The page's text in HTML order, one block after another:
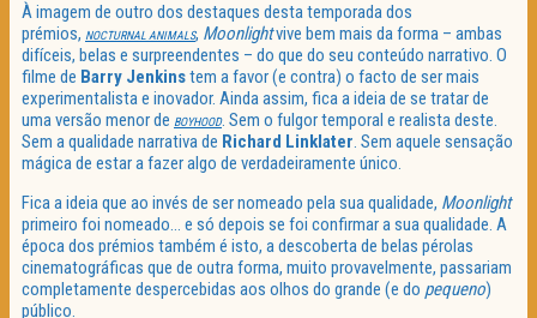
À imagem de outro dos destaques desta temporada dos
prémios, NOCTURNAL ANIMALS, Moonlightvive bem mais da forma – ambas
difíceis, belas e surpreendentes – do que do seu conteúdo narrativo. O
filme de Barry Jenkinstem a favor (e contra) o facto de ser mais
experimentalista e inovador. Ainda assim, fica a ideia de se tratar de
uma versão menor de BOYHOOD. Sem o fulgor temporal e realista deste.
Sem a qualidade narrativa de Richard Linklater. Sem aquele sensação
mágica de estar a fazer algo de verdadeiramente único.
Fica a ideia que ao invés de ser nomeado pela sua qualidade, Moonlight
primeiro foi nomeado… e só depois se foi confirmar a sua qualidade. A
época dos prémios também é isto, a descoberta de belas pérolas
cinematográficas que de outra forma, muito provavelmente, passariam
completamente despercebidas aos olhos do grande (e do pequeno)
público.